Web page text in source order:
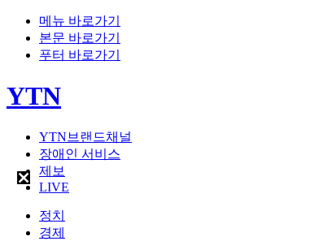
메뉴 바로가기
본문 바로가기
푸터 바로가기
YTN
YTN브랜드채널
장애인 서비스
제보
LIVE
정치
경제